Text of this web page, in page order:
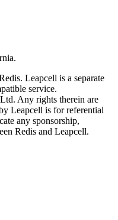
Leapcell is a separate
service.
Any rights therein are
Leapcell is for referential
any sponsorship,
Redis and Leapcell.